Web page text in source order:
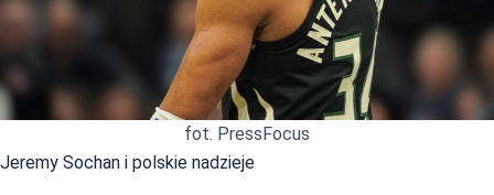
fot. PressFocus
Jeremy Sochan i polskie nadzieje